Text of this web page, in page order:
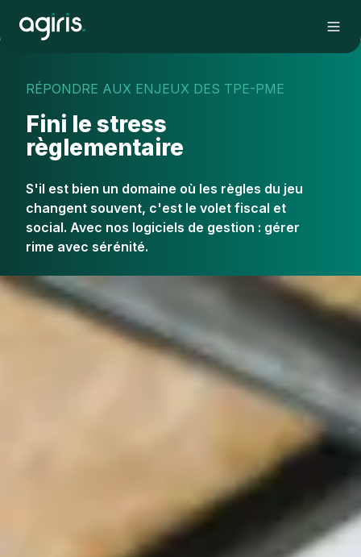
RÉPONDRE AUX ENJEUX DES TPE-PME
Fini le stress
règlementaire
S'il est bien un domaine où les règles du jeu
changent souvent, c'est le volet fiscal et
social. Avec nos logiciels de gestion : gérer
rime avec sérénité.